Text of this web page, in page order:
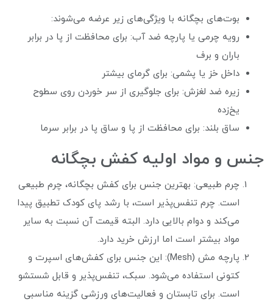
بوت‌های بچگانه با ویژگی‌های زیر عرضه می‌شوند:
رویه چرمی یا پارچه ضد آب: برای محافظت از پا در برابر
باران و برف
داخل خز یا پشمی: برای گرمای بیشتر
زیره ضد لغزش: برای جلوگیری از سر خوردن روی سطوح
یخ‌زده
ساق بلند: برای محافظت از پا و ساق پا در برابر سرما
جنس و مواد اولیه کفش بچگانه
چرم طبیعی: بهترین جنس برای کفش بچگانه، چرم طبیعی
است. چرم تنفس‌پذیر است، با رشد پای کودک تطبیق پیدا
می‌کند و دوام بالایی دارد. البته قیمت آن نسبت به سایر
مواد بیشتر است اما ارزش خرید دارد.
پارچه مش (Mesh): این جنس برای کفش‌های اسپرت و
کتونی استفاده می‌شود. سبک، تنفس‌پذیر و قابل شستشو
است. برای تابستان و فعالیت‌های ورزشی گزینه مناسبی